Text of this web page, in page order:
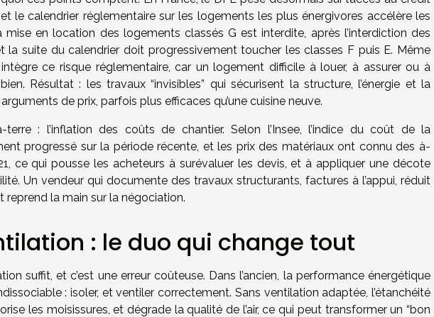
le calendrier réglementaire sur les logements les plus énergivores accélère les
mise en location des logements classés G est interdite, après l’interdiction des
la suite du calendrier doit progressivement toucher les classes F puis E. Même
ce risque réglementaire, car un logement difficile à louer, à assurer ou à
Résultat : les travaux “invisibles” qui sécurisent la structure, l’énergie et la
de prix, parfois plus efficaces qu’une cuisine neuve.
: l’inflation des coûts de chantier. Selon l’Insee, l’indice du coût de la
progressé sur la période récente, et les prix des matériaux ont connu des à-
ce qui pousse les acheteurs à surévaluer les devis, et à appliquer une décote
Un vendeur qui documente des travaux structurants, factures à l’appui, réduit
reprend la main sur la négociation.
: le duo qui change tout
suffit, et c’est une erreur coûteuse. Dans l’ancien, la performance énergétique
: isoler, et ventiler correctement. Sans ventilation adaptée, l’étanchéité
les moisissures, et dégrade la qualité de l’air, ce qui peut transformer un “bon